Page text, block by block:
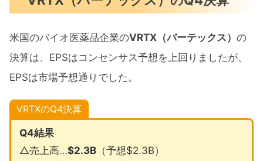
米国のバイオ医薬品企業のVRTX（バーテックス） の
決算は、EPSはコンセンサス予想を上回りましたが、
EPSは市場予想通りでした。
VRTXのQ4決算
Q4結果
△売上高…$2.3B（予想$2.3B）